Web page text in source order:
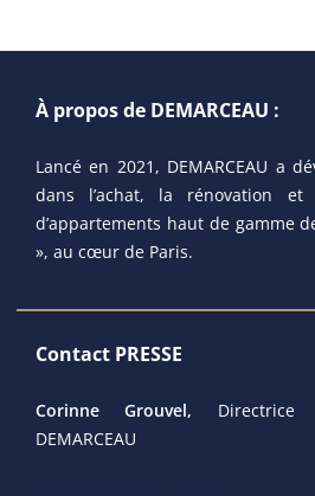
À propos de DEMARCEAU :
Lancé en 2021, DEMARCEAU a
dans l’achat, la rénovation
d’appartements haut de gamme
», au cœur de Paris.
Contact PRESSE
Corinne Grouvel, Directrice
DEMARCEAU